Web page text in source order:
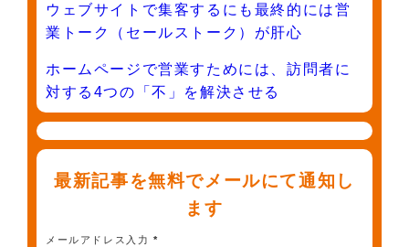
ウェブサイトで集客するにも最終的には営
業トーク（セールストーク）が肝心
ホームページで営業すためには、訪問者に
対する4つの「不」を解決させる
最新記事を無料でメールにて通知し
ます
メールアドレス入力 *